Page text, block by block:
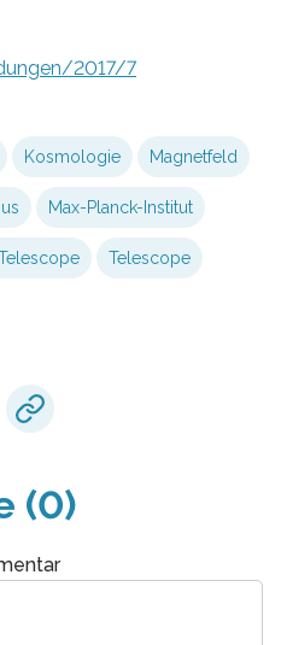
2017/7
Kosmologie Magnetfeld
Max-Planck-Institut
Telescope
(0)